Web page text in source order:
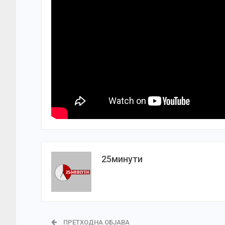
25минути
ПРЕТХОДНА ОБЈАВА